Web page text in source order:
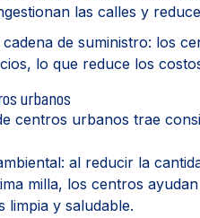
las calles y
cadena de suministro: los
lo que reduce los
urbanos
centros urbanos trae
al reducir la
milla, los centros
limpia y saludable.